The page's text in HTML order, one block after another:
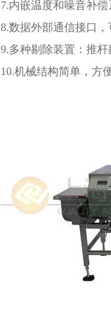
7.内嵌温度和噪音补
8.数据外部通信接口
9.多种剔除装置：推
10.机械结构简单，方